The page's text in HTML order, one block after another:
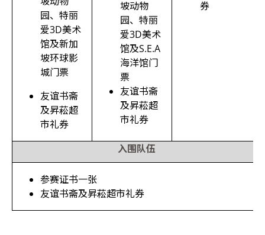
园、特丽
爱3D美术
馆及新加
坡环球影
城门票
友谊书斋
及昇菘超
市礼券
坡动物
园、特丽
爱3D美术
馆及S.E.A
海洋馆门
票
友谊书斋
及昇菘超
市礼券
券
入围队伍
参赛证书一张
友谊书斋及昇菘超市礼券